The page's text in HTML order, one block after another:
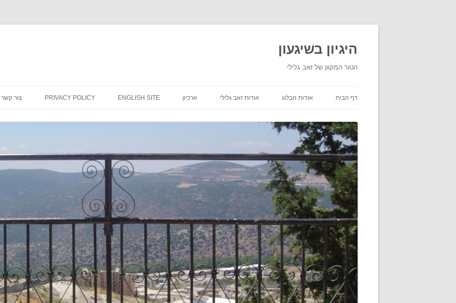
היגיון בשיגעון
הטור המקוון של זאב גלילי
דף הבית אודות הבלוג אודות זאב גלילי ארכיון ENGLISH SITE
PRIVACY POLICY צור קשר